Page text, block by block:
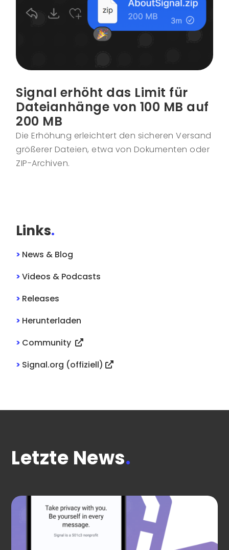
Signal erhöht das Limit für
Dateianhänge von 100 MB auf
200 MB
Die Erhöhung erleichtert den sicheren Versand
größerer Dateien, etwa von Dokumenten oder
ZIP-Archiven.
Links.
> News & Blog
>Videos & Podcasts
> Releases
> Herunterladen
> Community
> Signal.org (offiziell)
Letzte News.